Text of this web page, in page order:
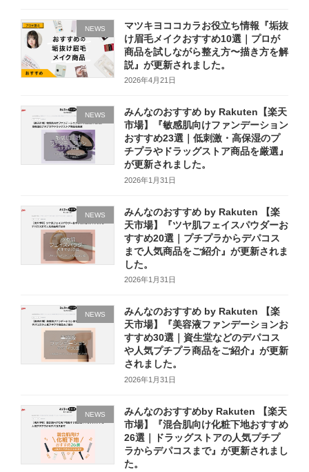
NEWS
マツキヨココカラお役立ち情報『垢抜
け眉毛メイクおすすめ10選｜プロが
商品を試しながら整え方〜描き方を解
説』が更新されました。
2026年4月21日
NEWS
みんなのおすすめ by Rakuten【楽天
市場】『敏感肌向けファンデーション
おすすめ23選｜低刺激・高保湿のプ
チプラやドラッグストア商品を厳選』
が更新されました。
2026年1月31日
NEWS
みんなのおすすめ by Rakuten 【楽
天市場】『ツヤ肌フェイスパウダーお
すすめ20選｜プチプラからデパコス
まで人気商品をご紹介』が更新されま
した。
2026年1月31日
NEWS
みんなのおすすめ by Rakuten 【楽
天市場】『美容液ファンデーションお
すすめ30選｜資生堂などのデパコス
や人気プチプラ商品をご紹介』が更新
されました。
2026年1月31日
NEWS
みんなのおすすめby Rakuten 【楽天
市場】『混合肌向け化粧下地おすすめ
26選｜ドラッグストアの人気プチプ
ラからデパコスまで』が更新されまし
た。